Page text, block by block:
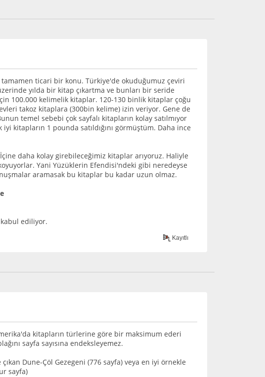
ticari bir konu. Türkiye'de okuduğumuz çeviri
yılda bir kitap çıkartma ve bunları bir seride
100.000 kelimelik kitaplar. 120-130 binlik kitaplar çoğu
takoz kitaplara (300bin kelime) izin veriyor. Gene de
temel sebebi çok sayfalı kitapların kolay satılmıyor
kitapların 1 pounda satıldığını görmüştüm. Daha ince
daha kolay girebileceğimiz kitaplar arıyoruz. Haliyle
Yani Yüzüklerin Efendisi'ndeki gibi neredeyse
aramasak bu kitaplar bu kadar uzun olmaz.
kabul ediliyor.
Kayıtlı
kitapların türlerine göre bir maksimum ederi
sayfa sayısına endeksleyemez.
Dune-Çöl Gezegeni (776 sayfa) veya en iyi örnekle
sayfa)